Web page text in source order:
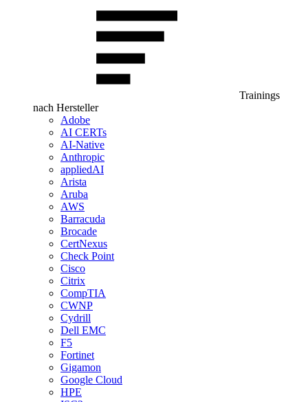
Trainings
nach Hersteller
Adobe
AI CERTs
AI-Native
Anthropic
appliedAI
Arista
Aruba
AWS
Barracuda
Brocade
CertNexus
Check Point
Cisco
Citrix
CompTIA
CWNP
Cydrill
Dell EMC
F5
Fortinet
Gigamon
Google Cloud
HPE